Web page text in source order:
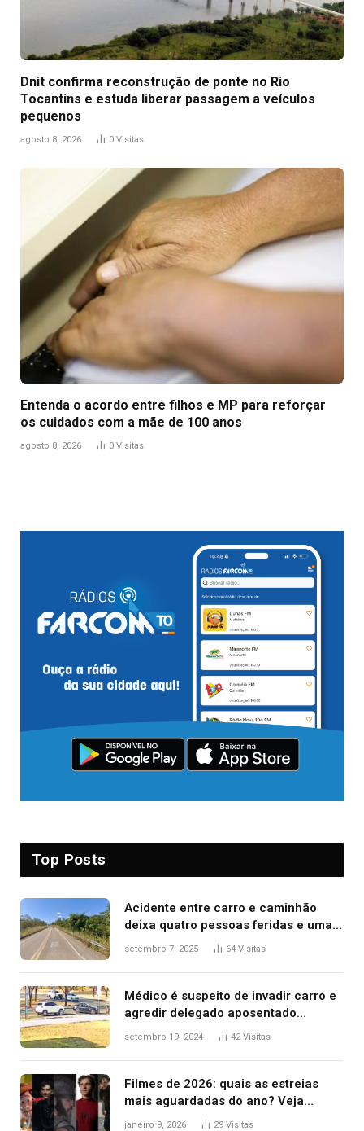
Dnit confirma reconstrução de ponte no Rio
Tocantins e estuda liberar passagem a veículos
pequenos
agosto 8, 2026 0 Visitas
Entenda o acordo entre filhos e MP para reforçar
os cuidados com a mãe de 100 anos
agosto 8, 2026 0 Visitas
Top Posts
Acidente entre carro e caminhão
deixa quatro pessoas feridas e uma
mulher morta na TO-070
setembro 7, 2025 64 Visitas
Médico é suspeito de invadir carro e
agredir delegado aposentado
durante confusão no trânsito
setembro 19, 2024 42Visitas
Filmes de 2026: quais as estreias
mais aguardadas do ano? Veja
principais lançamentos do cinema
janeiro 9, 2026 29 Visitas